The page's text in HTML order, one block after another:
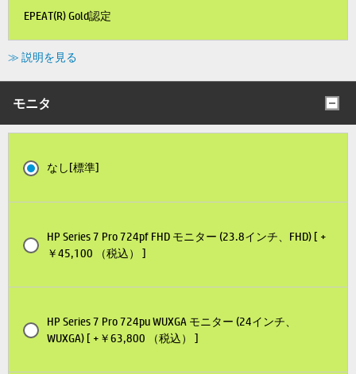
EPEAT(R) Gold認定
≫ 説明を見る
モニタ
なし[標準]
HP Series 7 Pro 724pf FHD モニター (23.8インチ、FHD) [ +
￥45,100 （税込） ]
HP Series 7 Pro 724pu WUXGA モニター (24インチ、
WUXGA) [ +￥63,800 （税込） ]